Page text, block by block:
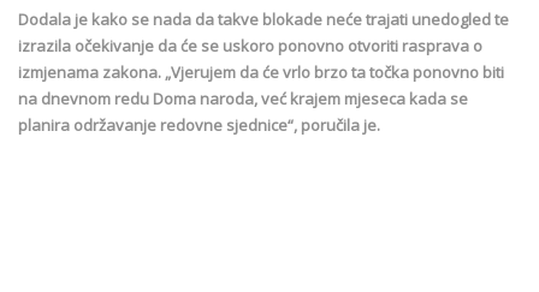
Dodala je kako se nada da takve blokade neće trajati unedogled te
izrazila očekivanje da će se uskoro ponovno otvoriti rasprava o
izmjenama zakona. „Vjerujem da će vrlo brzo ta točka ponovno biti
na dnevnom redu Doma naroda, već krajem mjeseca kada se
planira održavanje redovne sjednice“, poručila je.